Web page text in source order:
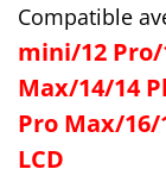
u
r
i
P
Compatible
mini/12
Max/14/14
Pro Max/16/
LCD